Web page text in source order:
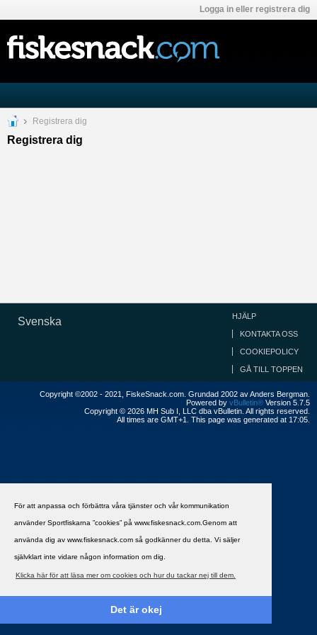
För att anpassa och förbättra våra tjänster och vår kommunikation
använder Sportfiskarna ”cookies” på www.fiskesnack.com.Genom att
använda dig av www.fiskesnack.com så godkänner du detta. Vi säljer
självklart inte vidare någon information om dig.
Klicka här för att läsa mer om cookies och hur du tackar nej till dem.
Det är okej
Logga in eller registrera dig
Registrera dig
Registrera dig
Svenska HJÄLP
KONTAKTA OSS
COOKIEPOLICY
GÅ TILL TOPPEN
Copyright ©2002 - 2021, FiskeSnack.com. Grundad 2002 av Anders Bergman.
Powered by vBulletin® Version 5.7.5
Copyright © 2026 MH Sub I, LLC dba vBulletin. All rights reserved.
All times are GMT+1. This page was generated at 17:05.